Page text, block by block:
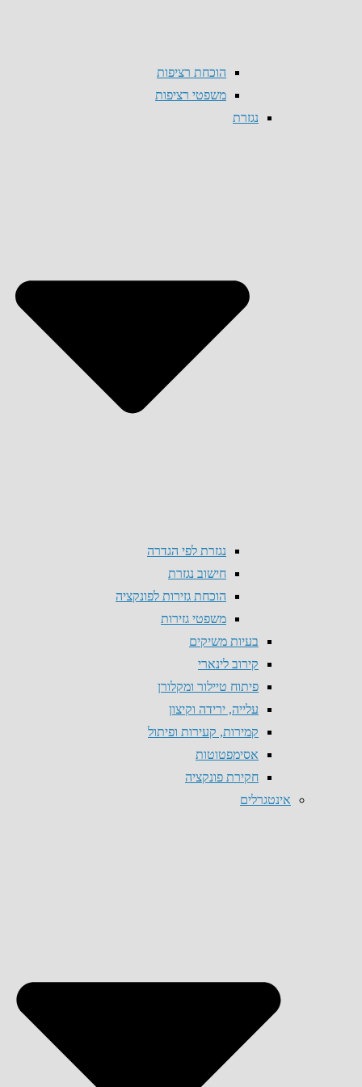
הוכחת רציפות
משפטי רציפות
נגזרת
נגזרת לפי הגדרה
חישוב נגזרת
הוכחת גזירות לפונקציה
משפטי גזירות
בעיות משיקים
קירוב לינארי
פיתוח טיילור ומקלורן
עלייה, ירידה וקיצון
קמירות, קעירות ופיתול
אסימפטוטות
חקירת פונקציה
אינטגרלים